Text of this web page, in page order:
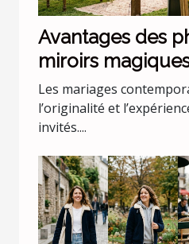
Avantages des
miroirs
mariages
Les mariages
l’originalité et
invités....